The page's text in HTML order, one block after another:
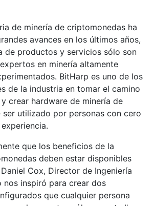
de minería de criptomonedas ha
avances en los últimos años,
de productos y servicios sólo son
en minería altamente
BitHarp es uno de los
de la industria en tomar el camino
crear hardware de minería de
ser utilizado por personas con cero
que los beneficios de la
deben estar disponibles
Cox, Director de Ingeniería
nos inspiró para crear dos
que cualquier persona